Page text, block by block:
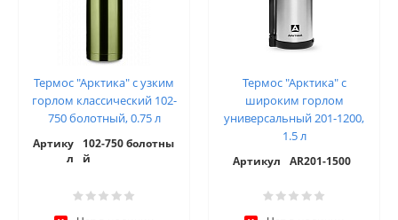
Термос "Арктика" с узким
горлом классический 102-
750 болотный, 0.75 л
Артику
л
102-750 болотны
й
Термос "Арктика" с
широким горлом
универсальный 201-1200,
1.5 л
Артикул AR201-1500